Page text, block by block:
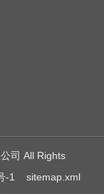
司 All Rights
-1
sitemap.xml